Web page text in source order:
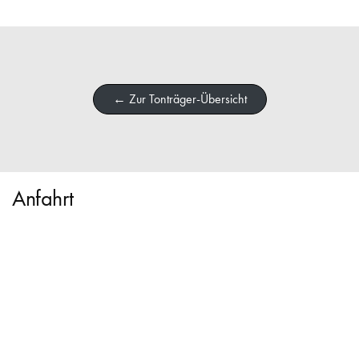
← Zur Tonträger-Übersicht
Anfahrt